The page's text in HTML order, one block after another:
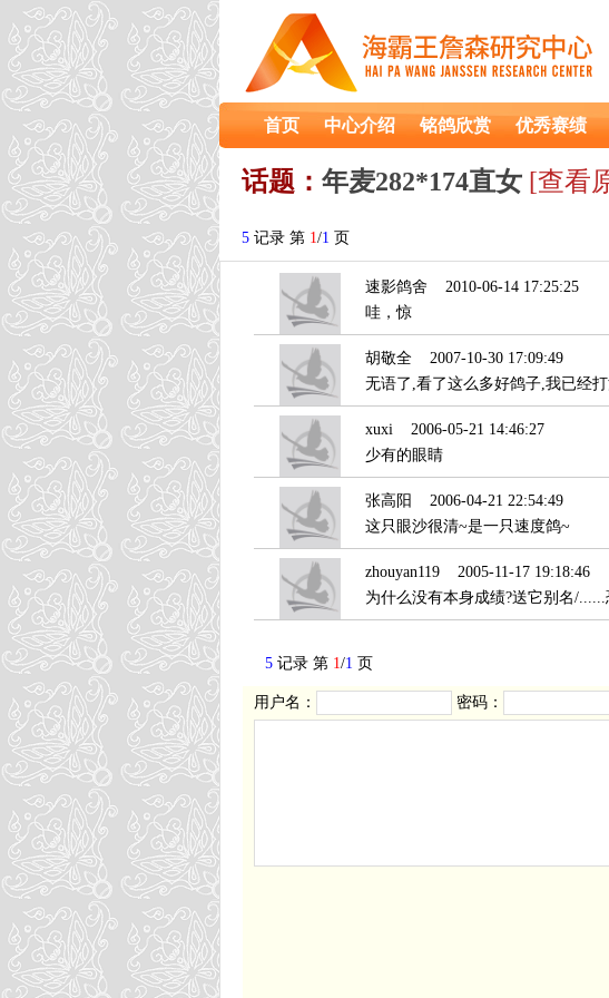
首页 中心介绍 铭鸽欣赏 优秀赛绩
话题： 年麦282*174直女 [查看
5 记录 第 1/1 页
速影鸽舍 2010-06-14 17:25:25
哇，惊
胡敬全 2007-10-30 17:09:49
无语了,看了这么多好鸽子,我已经
xuxi 2006-05-21 14:46:27
少有的眼睛
张高阳 2006-04-21 22:54:49
这只眼沙很清~是一只速度鸽~
zhouyan119 2005-11-17 19:18:46
为什么没有本身成绩?送它别名/
5 记录 第 1/1 页
用户名： 密码：